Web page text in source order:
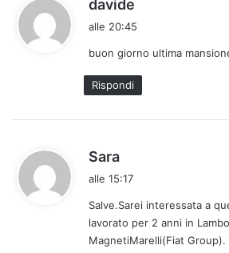
davide
a
e
t
t
alle 20:45
buon giorno ultima
Rispondi
Sara
e
t
t
alle 15:17
Salve.Sarei interessata a
lavorato per 2 anni in
MagnetiMarelli(Fiat Group).